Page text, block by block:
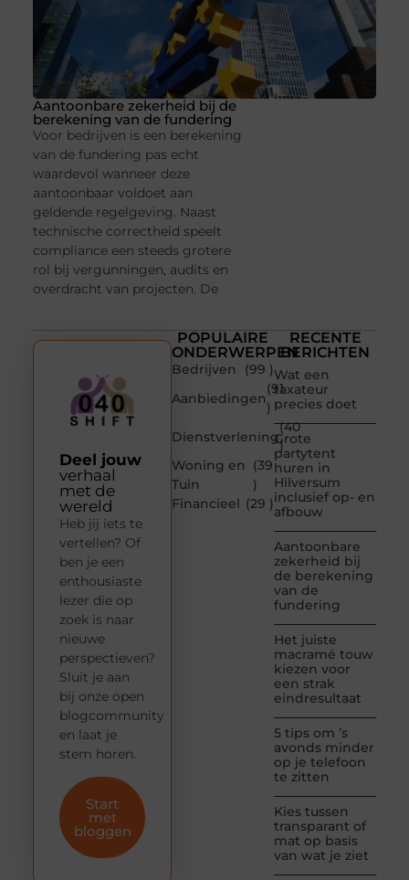
Aantoonbare zekerheid bij de
berekening van de fundering
Voor bedrijven is een berekening
van de fundering pas echt
waardevol wanneer deze
aantoonbaar voldoet aan
geldende regelgeving. Naast
technische correctheid speelt
compliance een steeds grotere
rol bij vergunningen, audits en
overdracht van projecten. De
POPULAIRE
ONDERWERPEN
Bedrijven
(99 )
Aanbiedingen
(91
)
Dienstverlening
(40
)
Woning en
Tuin
(39
)
Financieel (29 )
RECENTE
BERICHTEN
Wat een
taxateur
precies doet
Grote
partytent
huren in
Hilversum
inclusief op- en
afbouw
Aantoonbare
zekerheid bij
de berekening
van de
fundering
Het juiste
macramé touw
kiezen voor
een strak
eindresultaat
5 tips om ’s
avonds minder
op je telefoon
te zitten
Kies tussen
transparant of
mat op basis
van wat je ziet
Deel jouw
verhaal
met de
wereld
Heb jij iets te
vertellen? Of
ben je een
enthousiaste
lezer die op
zoek is naar
nieuwe
perspectieven?
Sluit je aan
bij onze open
blogcommunity
en laat je
stem horen.
Start
met
bloggen